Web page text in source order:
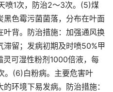
喷1次，防治2～3次。(5)煤
色霉污菌菌落，分布在叶面
叶背。防治措施：加强通风换
留；发病初期及时喷50%甲
可湿性粉剂1000倍液，每
。(6)白粉病。主要危害叶
环境下易发病。防治措施：